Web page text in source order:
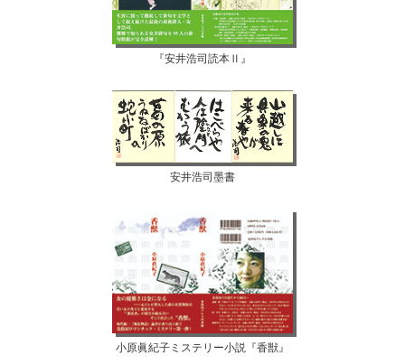
『安井浩司読本Ⅱ』
安井浩司墨書
小原眞紀子ミステリー小説『香獣』